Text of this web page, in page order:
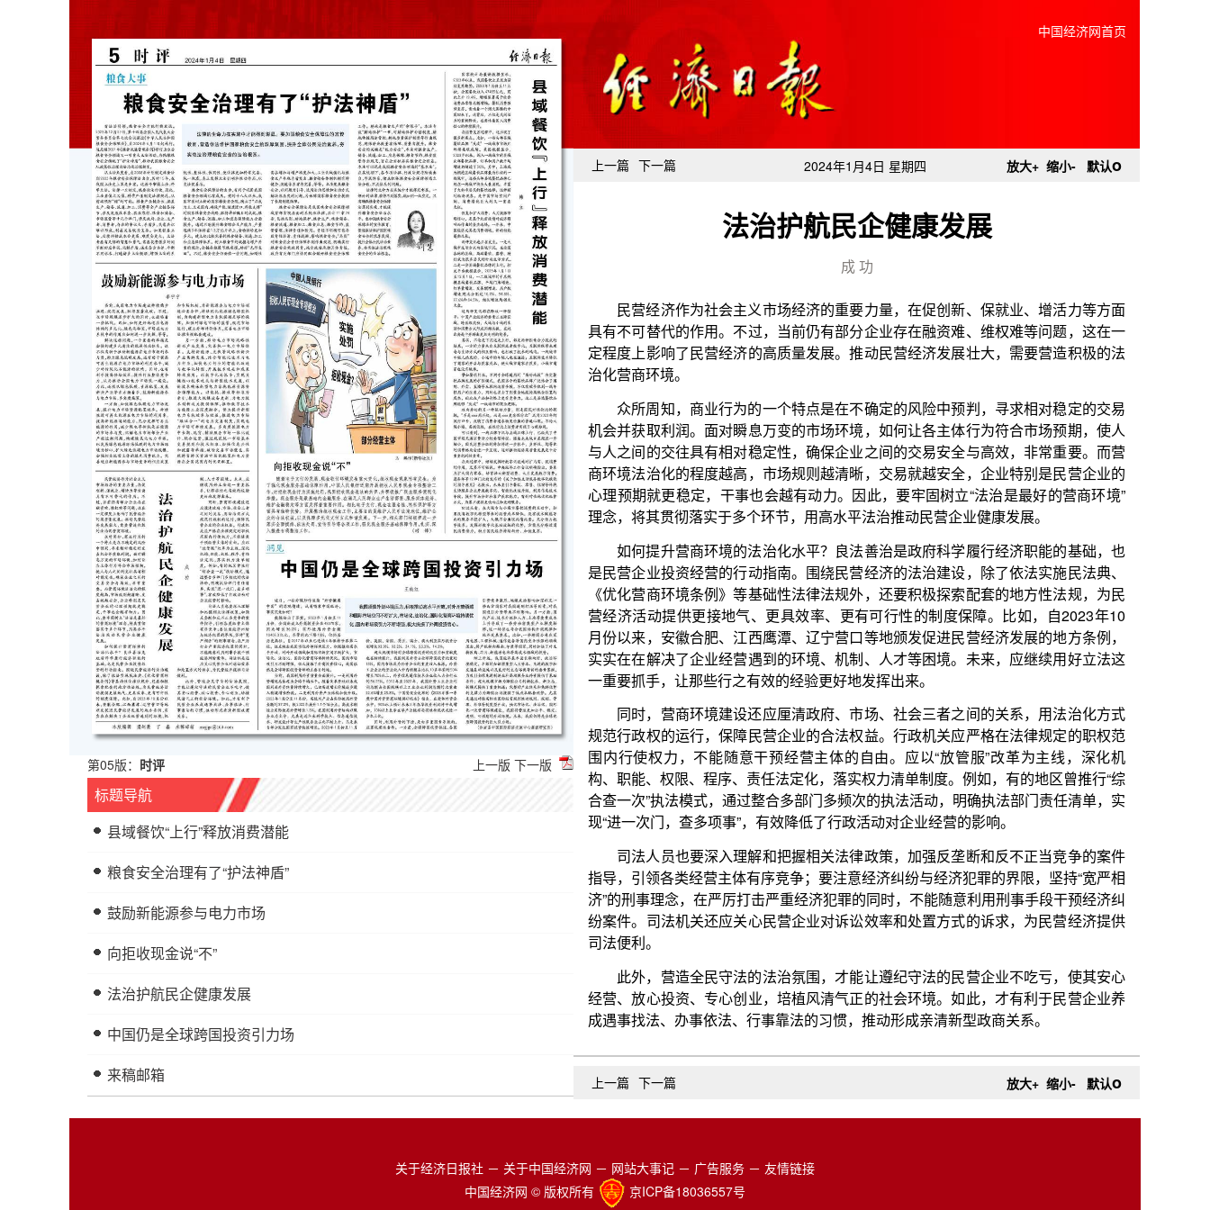
第05版： 时评 上一版 下一版
标题导航
县域餐饮“上行”释放消费潜能
粮食安全治理有了“护法神盾”
鼓励新能源参与电力市场
向拒收现金说“不”
法治护航民企健康发展
中国仍是全球跨国投资引力场
来稿邮箱
中国经济网首页
上一篇 下一篇 2024年1月4日 星期四 放大+ 缩小- 默认o
法治护航民企健康发展
成 功
民营经济作为社会主义市场经济的重要力量，在促创新、保就业、增活力等方面
具有不可替代的作用。不过，当前仍有部分企业存在融资难、维权难等问题，这在一
定程度上影响了民营经济的高质量发展。推动民营经济发展壮大，需要营造积极的法
治化营商环境。
众所周知，商业行为的一个特点是在不确定的风险中预判，寻求相对稳定的交易
机会并获取利润。面对瞬息万变的市场环境，如何让各主体行为符合市场预期，使人
与人之间的交往具有相对稳定性，确保企业之间的交易安全与高效，非常重要。而营
商环境法治化的程度越高，市场规则越清晰，交易就越安全，企业特别是民营企业的
心理预期就更稳定，干事也会越有动力。因此，要牢固树立“法治是最好的营商环境”
理念，将其贯彻落实于多个环节，用高水平法治推动民营企业健康发展。
如何提升营商环境的法治化水平？良法善治是政府科学履行经济职能的基础，也
是民营企业投资经营的行动指南。围绕民营经济的法治建设，除了依法实施民法典、
《优化营商环境条例》等基础性法律法规外，还要积极探索配套的地方性法规，为民
营经济活动提供更接地气、更具效率、更有可行性的制度保障。比如，自2023年10
月份以来，安徽合肥、江西鹰潭、辽宁营口等地颁发促进民营经济发展的地方条例，
实实在在解决了企业经营遇到的环境、机制、人才等困境。未来，应继续用好立法这
一重要抓手，让那些行之有效的经验更好地发挥出来。
同时，营商环境建设还应厘清政府、市场、社会三者之间的关系，用法治化方式
规范行政权的运行，保障民营企业的合法权益。行政机关应严格在法律规定的职权范
围内行使权力，不能随意干预经营主体的自由。应以“放管服”改革为主线，深化机
构、职能、权限、程序、责任法定化，落实权力清单制度。例如，有的地区曾推行“综
合查一次”执法模式，通过整合多部门多频次的执法活动，明确执法部门责任清单，实
现“进一次门，查多项事”，有效降低了行政活动对企业经营的影响。
司法人员也要深入理解和把握相关法律政策，加强反垄断和反不正当竞争的案件
指导，引领各类经营主体有序竞争；要注意经济纠纷与经济犯罪的界限，坚持“宽严相
济”的刑事理念，在严厉打击严重经济犯罪的同时，不能随意利用刑事手段干预经济纠
纷案件。司法机关还应关心民营企业对诉讼效率和处置方式的诉求，为民营经济提供
此外，营造全民守法的法治氛围，才能让遵纪守法的民营企业不吃亏，使其安心
经营、放心投资、专心创业，培植风清气正的社会环境。如此，才有利于民营企业养
成遇事找法、办事依法、行事靠法的习惯，推动形成亲清新型政商关系。
上一篇 下一篇 放大+ 缩小- 默认o
关于经济日报社 － 关于中国经济网 － 网站大事记 － 广告服务 － 友情链接
中国经济网 © 版权所有
京ICP备18036557号